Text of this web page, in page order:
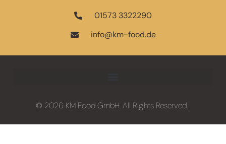
01573 3322290
info@km-food.de
© 2026 KM Food GmbH. All Rights Reserved.